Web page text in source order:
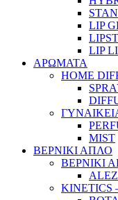
LIP
LIP
ΑΡΩΜΑΤΑ
HOME
MIST
ΒΕΡΝΙΚΙ ΑΠΛΟ
ΒΕΡΝΙΚΙ
KINETICS